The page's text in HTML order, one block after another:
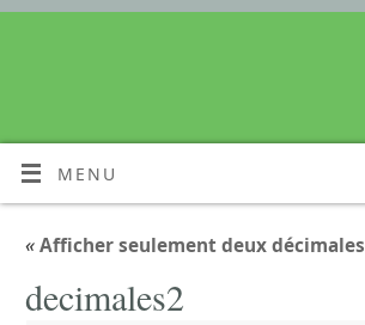
MENU
«Afficher seulement deux décimales
decimales2